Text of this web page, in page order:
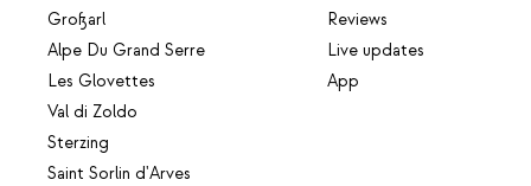
Großarl
Alpe Du Grand Serre
Les Glovettes
Val di Zoldo
Sterzing
Saint Sorlin d'Arves
Reviews
Live updates
App